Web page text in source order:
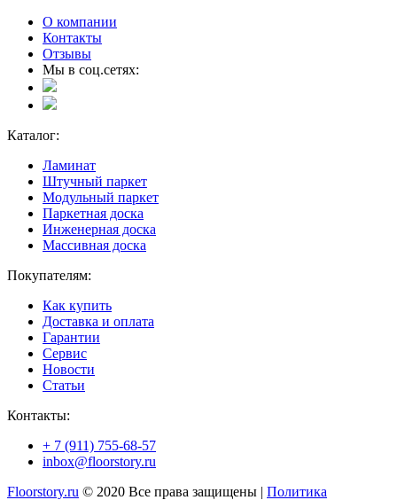
О компании
Контакты
Отзывы
Мы в соц.сетях:
Каталог:
Ламинат
Штучный паркет
Модульный паркет
Паркетная доска
Инженерная доска
Массивная доска
Покупателям:
Как купить
Доставка и оплата
Гарантии
Сервис
Новости
Статьи
Контакты:
+ 7 (911) 755-68-57
inbox@floorstory.ru
Floorstory.ru © 2020 Все права защищены | Политика